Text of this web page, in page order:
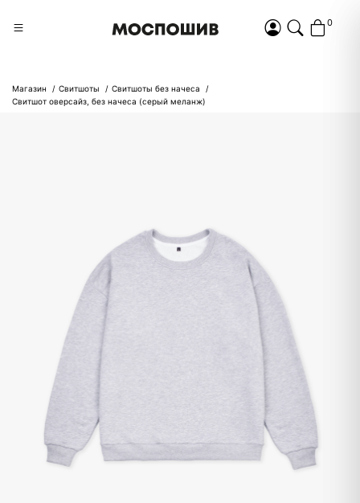
0
Магазин Свитшоты
Свитшоты без начеса
Свитшот оверсайз, без начеса (серый меланж)